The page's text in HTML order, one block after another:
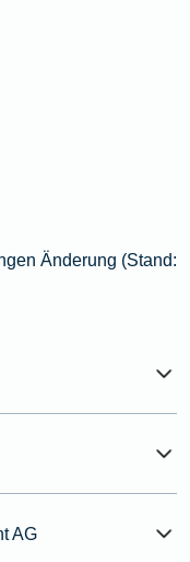
Änderung (Stand:
AG